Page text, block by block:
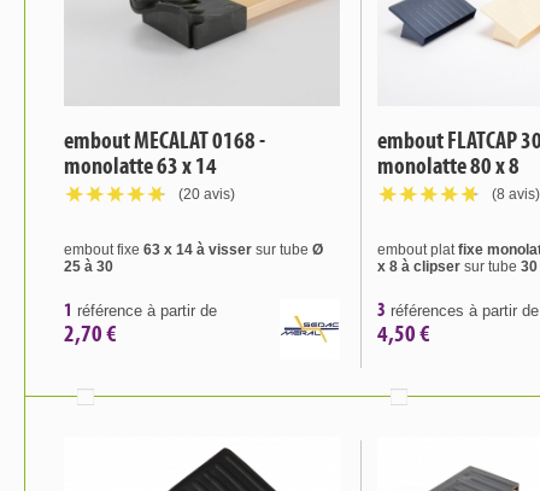
embout MECALAT 0168 -
monolatte 63 x 14
(20 avis)
embout fixe 63 x 14 à visser sur tube Ø
25 à 30
1 référence à partir de
2,70 €
embout FLATCAP
monolatte 80 x 8
(8 avis)
embout platfixe
x 8 à clipser sur tube
3 références à partir de
4,50 €